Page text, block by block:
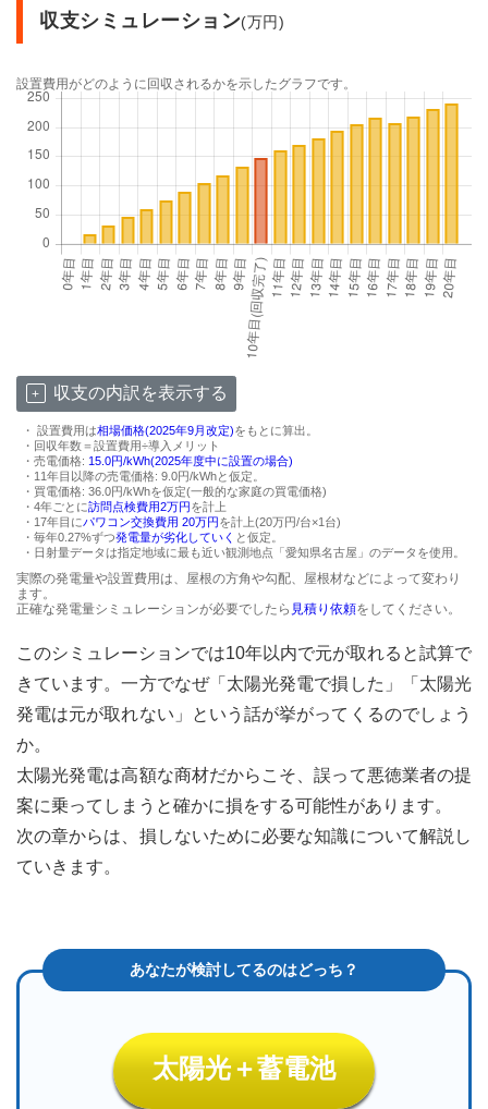
設置
容量
太陽
電の
因2.
メー
カ
ー・
光発
電の
価格
の変
動要
因3.
設置
環境
（屋
根材
な
ど）
太陽
光発
電の
費用
果
3.1
太陽
光発
電の
収支シミュレーション(万円)
設置費用がどのように回収されるかを示したグラフです。
収支の内訳を表示する
・ 設置費用は相場価格(2025年9月改定)をもとに算出。
・回収年数＝設置費用÷導入メリット
・売電価格: 15.0円/kWh(2025年度中に設置の場合)
・11年目以降の売電価格: 9.0円/kWhと仮定。
・買電価格: 36.0円/kWhを仮定(一般的な家庭の買電価格)
・4年ごとに訪問点検費用2万円を計上
・17年目にパワコン交換費用 20万円を計上(20万円/台×1台)
・毎年0.27%ずつ発電量が劣化していく と仮定。
・日射量データは指定地域に最も近い観測地点「愛知県名古屋」のデータを使用。
実際の発電量や設置費用は、屋根の方角や勾配、屋根材などによって変わり
ます。
正確な発電量シミュレーションが必要でしたら 見積り依頼をしてください。
このシミュレーションでは10年以内で元が取れると試算で
きています。一方でなぜ「太陽光発電で損した」「太陽光
発電は元が取れない」という話が挙がってくるのでしょう
か。
太陽光発電は高額な商材だからこそ、誤って悪徳業者の提
案に乗ってしまうと確かに損をする可能性があります。
次の章からは、損しないために必要な知識について解説し
ていきます。
太陽光＋蓄電池